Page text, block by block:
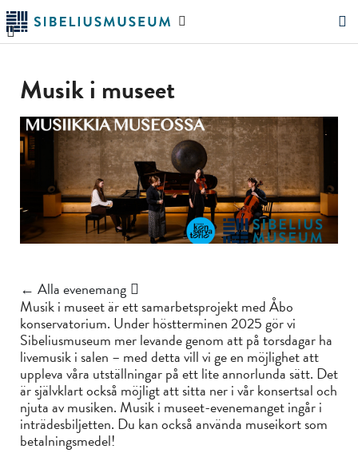
Hoppa
till
huvudinnehållet
Sök
Musik i museet
← Alla evenemang
Musik i museet är ett samarbetsprojekt med Åbo
konservatorium. Under höstterminen 2025 gör vi
Sibeliusmuseum mer levande genom att på torsdagar ha
livemusik i salen – med detta vill vi ge en möjlighet att
uppleva våra utställningar på ett lite annorlunda sätt. Det
är självklart också möjligt att sitta ner i vår konsertsal och
njuta av musiken. Musik i museet-evenemanget ingår i
inträdesbiljetten. Du kan också använda museikort som
betalningsmedel!